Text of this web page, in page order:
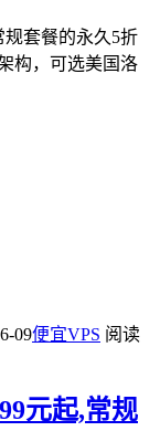
规套餐的永久5折
构，可选美国洛
09便宜VPS 阅读
元起,常规